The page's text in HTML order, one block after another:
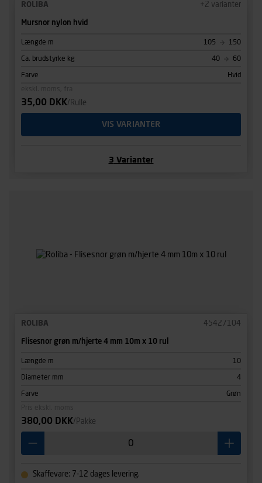
ROLIBA +2 varianter
Mursnor nylon hvid
Længde m 105 150
Ca. brudstyrke kg 40 60
Farve
Hvid
35,00 DKK/Rulle
VIS VARIANTER
3 Varianter
ROLIBA 45427104
Flisesnor grøn m/hjerte 4 mm 10m x 10 rul
Længde m 10
Diameter mm 4
Farve
Grøn
380,00 DKK/Pakke
Skaffevare: 7-12 dages levering.